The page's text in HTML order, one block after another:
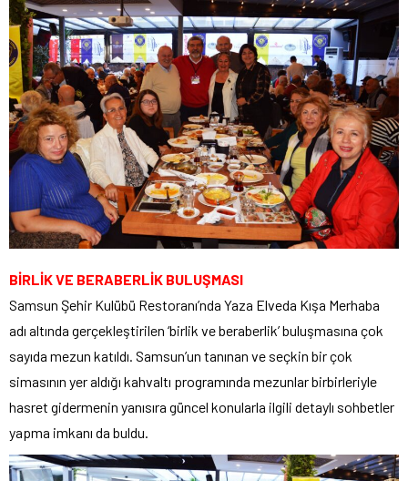
BİRLİK VE BERABERLİK BULUŞMASI
Samsun Şehir Kulübü Restoranı’nda Yaza Elveda Kışa Merhaba
adı altında gerçekleştirilen ‘birlik ve beraberlik’ buluşmasına çok
sayıda mezun katıldı. Samsun’un tanınan ve seçkin bir çok
simasının yer aldığı kahvaltı programında mezunlar birbirleriyle
hasret gidermenin yanısıra güncel konularla ilgili detaylı sohbetler
yapma imkanı da buldu.